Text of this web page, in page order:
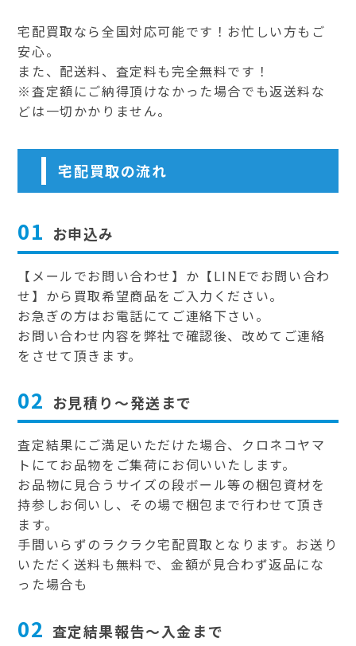
宅配買取なら全国対応可能です！お忙しい方もご
安心。
また、配送料、査定料も完全無料です！
※査定額にご納得頂けなかった場合でも返送料な
どは一切かかりません。
宅配買取の流れ
01 お申込み
【メールでお問い合わせ】か【LINEでお問い合わ
せ】から買取希望商品をご入力ください。
お急ぎの方はお電話にてご連絡下さい。
お問い合わせ内容を弊社で確認後、改めてご連絡
をさせて頂きます。
02 お見積り～発送まで
査定結果にご満足いただけた場合、クロネコヤマ
トにてお品物をご集荷にお伺いいたします。
お品物に見合うサイズの段ボール等の梱包資材を
持参しお伺いし、その場で梱包まで行わせて頂き
ます。
手間いらずのラクラク宅配買取となります。お送り
いただく送料も無料で、金額が見合わず返品にな
った場合も
02 査定結果報告～入金まで